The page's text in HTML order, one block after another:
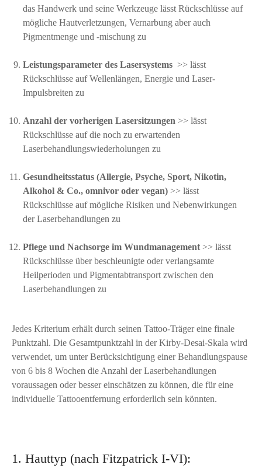
das Handwerk und seine Werkzeuge lässt Rückschlüsse auf
mögliche Hautverletzungen, Vernarbung aber auch
Pigmentmenge und -mischung zu
Leistungsparameter des Lasersystems >> lässt
Rückschlüsse auf Wellenlängen, Energie und Laser-
Impulsbreiten zu
Anzahl der vorherigen Lasersitzungen >> lässt
Rückschlüsse auf die noch zu erwartenden
Laserbehandlungswiederholungen zu
Gesundheitsstatus (Allergie, Psyche, Sport, Nikotin,
Alkohol & Co., omnivor oder vegan) >> lässt
Rückschlüsse auf mögliche Risiken und Nebenwirkungen
der Laserbehandlungen zu
Pflege und Nachsorge im Wundmanagement >> lässt
Rückschlüsse über beschleunigte oder verlangsamte
Heilperioden und Pigmentabtransport zwischen den
Laserbehandlungen zu
Jedes Kriterium erhält durch seinen Tattoo-Träger eine finale
Punktzahl. Die Gesamtpunktzahl in der Kirby-Desai-Skala wird
verwendet, um unter Berücksichtigung einer Behandlungspause
von 6 bis 8 Wochen die Anzahl der Laserbehandlungen
voraussagen oder besser einschätzen zu können, die für eine
individuelle Tattooentfernung erforderlich sein könnten.
1. Hauttyp (nach Fitzpatrick I-VI):